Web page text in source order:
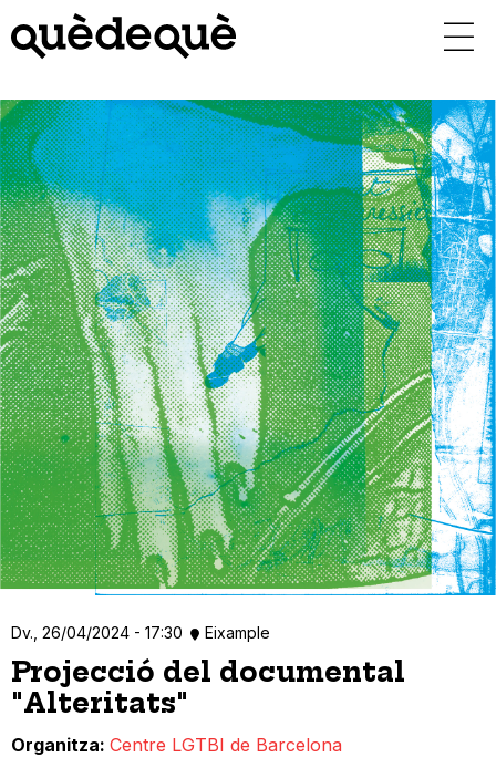
contingut
Dv., 26/04/2024 - 17:30 Eixample
Projecció del documental
"Alteritats"
Organitza Centre LGTBI de Barcelona